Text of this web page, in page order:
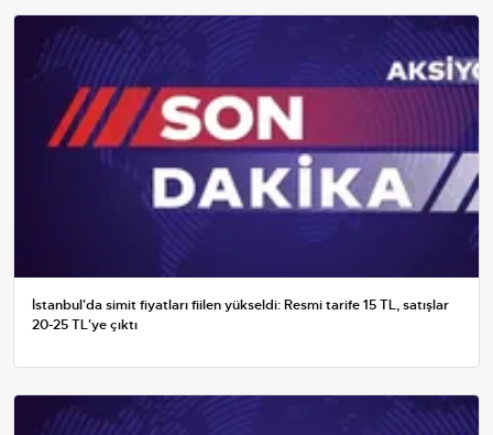
İstanbul'da simit fiyatları fiilen yükseldi: Resmi tarife 15 TL, satışlar
20-25 TL'ye çıktı